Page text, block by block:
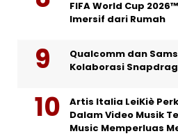
FIFA World Cup
Imersif dari Rumah
Qualcomm dan
Kolaborasi
Artis Italia LeiKiè
Dalam Video Musik
Music Memperluas